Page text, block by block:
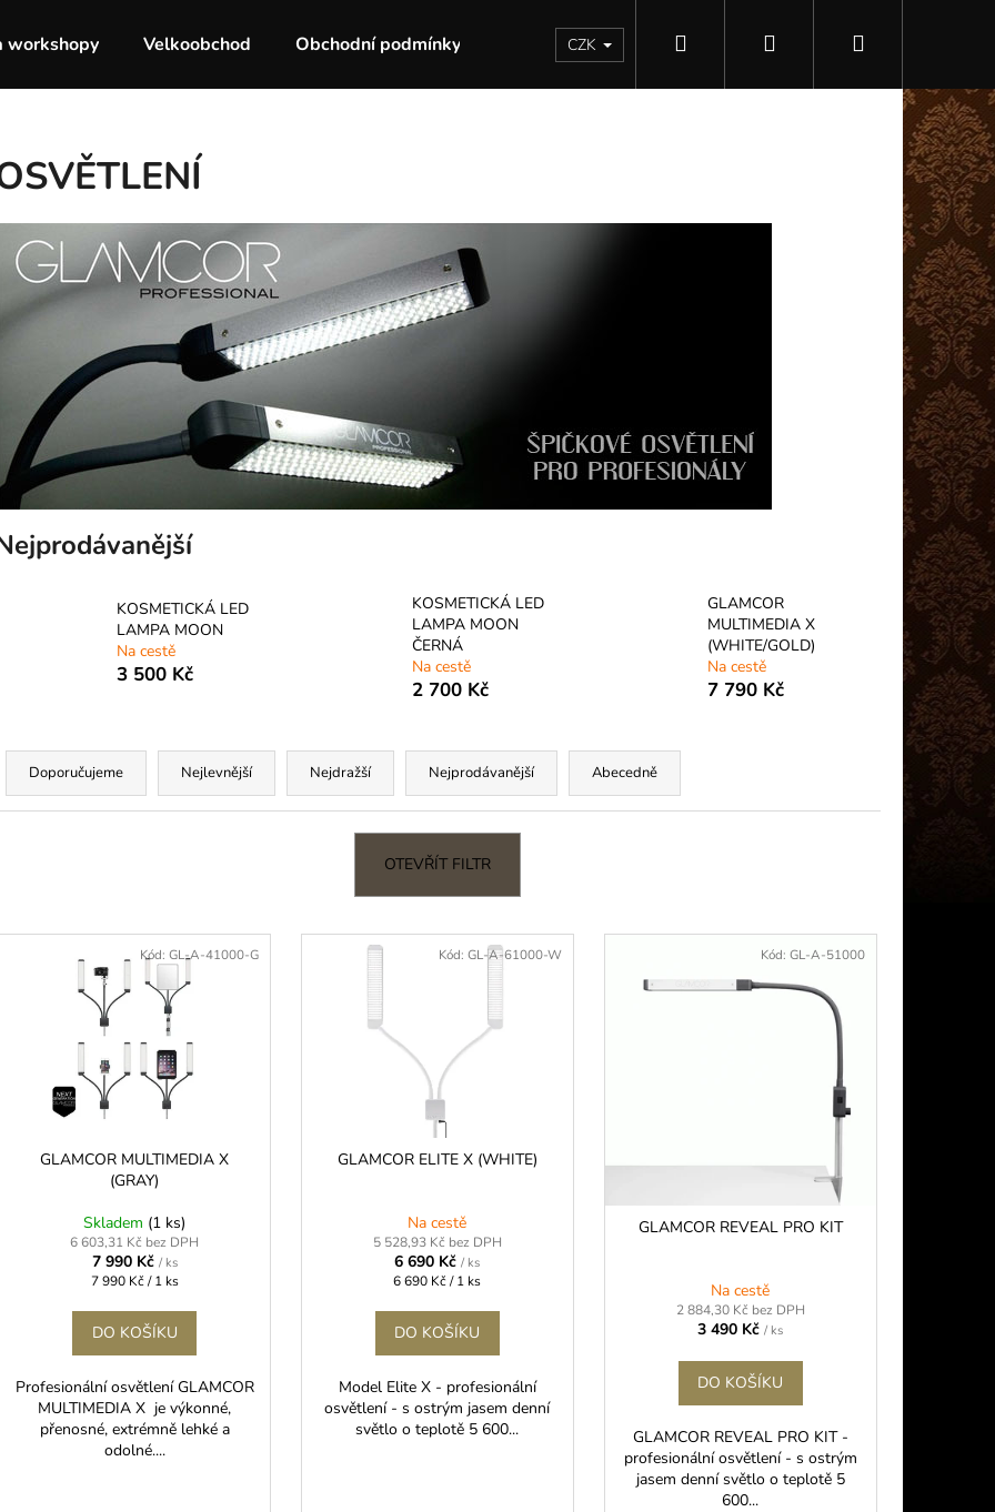
workshopy Velkoobchod Obchodní podmínky KontaktyCZK Přihlášení
košík
KOSMETICKÁ LED
LAMPA MOON
Na cestě
3 500 Kč
KOSMETICKÁ LED
LAMPA MOON
ČERNÁ
Na cestě
2 700 Kč
GLAMCOR
MULTIMEDIA X
(WHITE/GOLD)
Na cestě
7 790 Kč
Doporučujeme Nejlevnější Nejdražší Nejprodávanější Abecedně
OTEVŘÍT FILTR
GLAMCOR MULTIMEDIA X
(GRAY)
Skladem (1 ks)
6 603,31 Kč bez DPH
7 990 Kč / ks
Měrná
7 990 Kč / 1 ks
DO KOŠÍKU
Profesionální osvětlení GLAMCOR
MULTIMEDIA X je výkonné,
přenosné, extrémně lehké a
odolné....
Kód:GL-A-41000-G
GLAMCOR ELITE X (WHITE)
Na cestě
5 528,93 Kč bez DPH
6 690 Kč/ ks
Měrná
6 690 Kč / 1 ks
DO KOŠÍKU
Model Elite X - profesionální
osvětlení - s ostrým jasem denní
světlo o teplotě 5 600...
Kód: GL-A-61000-W
GLAMCOR REVEAL PRO KIT
Na cestě
2 884,30 Kč bez DPH
3 490 Kč/ ks
DO KOŠÍKU
GLAMCOR REVEAL PRO KIT -
profesionální osvětlení - s ostrým
jasem denní světlo o teplotě 5
600...
Kód: GL-A-51000
Doporučujeme
MICROPORE HYPOALERGENNÍ
Kč